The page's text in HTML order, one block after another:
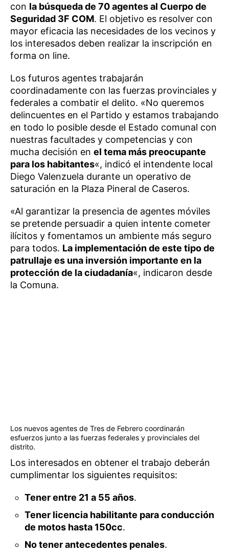
con la búsqueda de 70 agentes al Cuerpo de
Seguridad 3F COM. El objetivo es resolver con
mayor eficacia las necesidades de los vecinos y
los interesados deben realizar la inscripción en
forma on line.
Los futuros agentes trabajarán
coordinadamente con las fuerzas provinciales y
federales a combatir el delito. «No queremos
delincuentes en el Partido y estamos trabajando
en todo lo posible desde el Estado comunal con
nuestras facultades y competencias y con
mucha decisión en el tema más preocupante
para los habitantes«, indicó el intendente local
Diego Valenzuela durante un operativo de
saturación en la Plaza Pineral de Caseros.
«Al garantizar la presencia de agentes móviles
se pretende persuadir a quien intente cometer
ilícitos y fomentamos un ambiente más seguro
para todos. La implementación de este tipo de
patrullaje es una inversión importante en la
protección de la ciudadanía«, indicaron desde
la Comuna.
Los nuevos agentes de Tres de Febrero coordinarán
esfuerzos junto a las fuerzas federales y provinciales del
distrito.
Los interesados en obtener el trabajo deberán
cumplimentar los siguientes requisitos:
Tener entre 21 a 55 años.
Tener licencia habilitante para conducción
de motos hasta 150cc.
No tener antecedentes penales.